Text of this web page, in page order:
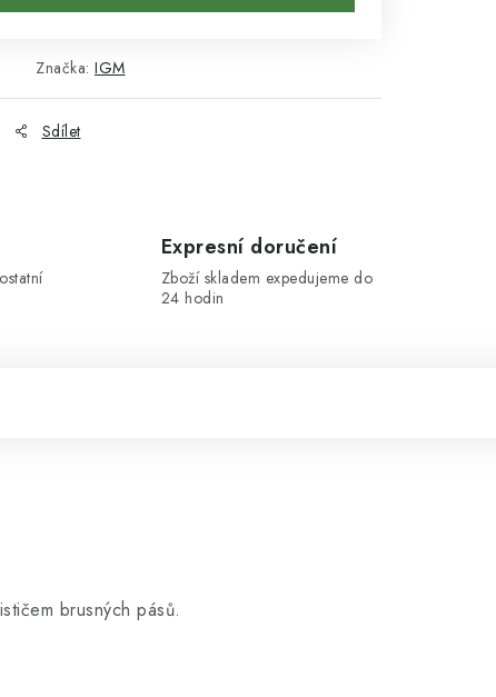
Značka: IGM
Sdílet
Expresní doručení
Zboží skladem expedujeme do
24 hodin
brusných pásů.